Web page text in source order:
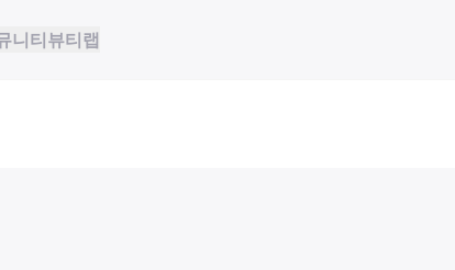
니티뷰티랩